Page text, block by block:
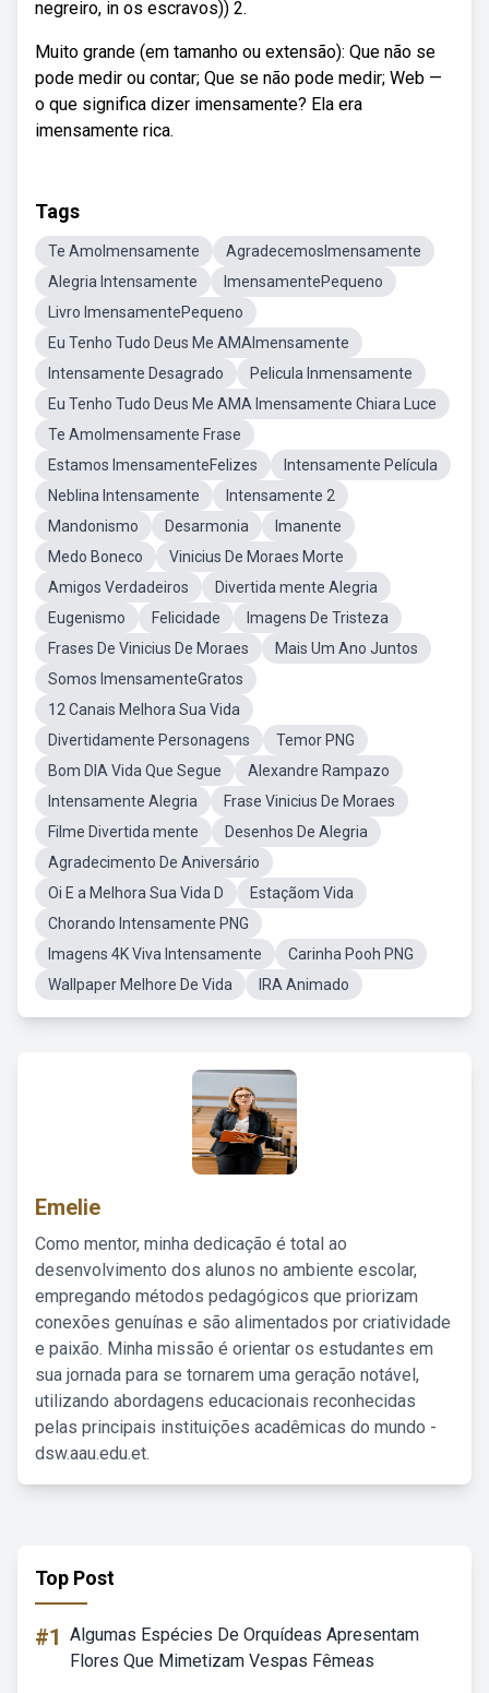
negreiro, in os escravos)) 2.
Muito grande (em tamanho ou extensão): Que não se
pode medir ou contar; Que se não pode medir; Web —
o que significa dizer imensamente? Ela era
imensamente rica.
Tags
Te AmoImensamente
AgradecemosImensamente
Alegria Intensamente
ImensamentePequeno
Livro ImensamentePequeno
Eu Tenho Tudo Deus Me AMAImensamente
Intensamente Desagrado
Pelicula Inmensamente
Eu Tenho Tudo Deus Me AMA Imensamente Chiara Luce
Te AmoImensamente Frase
Estamos ImensamenteFelizes
Intensamente Película
Neblina Intensamente
Intensamente 2
Mandonismo
Desarmonia
Imanente
Medo Boneco
Vinicius De Moraes Morte
Amigos Verdadeiros
Divertida mente Alegria
Eugenismo
Felicidade
Imagens De Tristeza
Frases De Vinicius De Moraes
Mais Um Ano Juntos
Somos ImensamenteGratos
12 Canais Melhora Sua Vida
Divertidamente Personagens
Temor PNG
Bom DIA Vida Que Segue
Alexandre Rampazo
Intensamente Alegria
Frase Vinicius De Moraes
Filme Divertida mente
Desenhos De Alegria
Agradecimento De Aniversário
Oi E a Melhora Sua Vida D
Estaçãom Vida
Chorando Intensamente PNG
Imagens 4K Viva Intensamente
Carinha Pooh PNG
Wallpaper Melhore De Vida
IRA Animado
Emelie
Como mentor, minha dedicação é total ao
desenvolvimento dos alunos no ambiente escolar,
empregando métodos pedagógicos que priorizam
conexões genuínas e são alimentados por criatividade
e paixão. Minha missão é orientar os estudantes em
sua jornada para se tornarem uma geração notável,
utilizando abordagens educacionais reconhecidas
pelas principais instituições acadêmicas do mundo -
dsw.aau.edu.et.
Top Post
#1 Algumas Espécies De Orquídeas Apresentam
Flores Que Mimetizam Vespas Fêmeas